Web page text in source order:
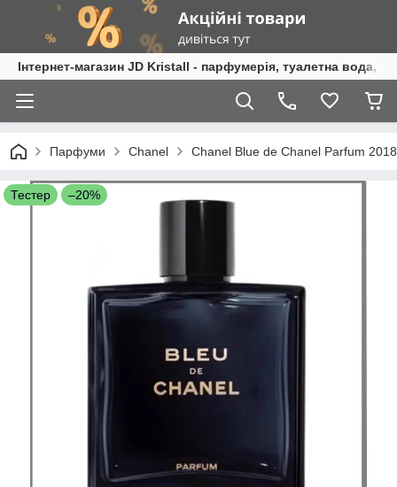
Інтернет-магазин JD Kristall - парфумерія, туалетна вода,
Парфуми Chanel Chanel Blue de Chanel Parfum
Тестер –20%